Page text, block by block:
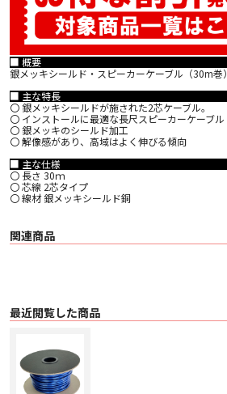
■ 概要
銀メッキシールド・スピーカーケーブル（30m巻）
■ 主な特長
〇 銀メッキシールドが施された2芯ケーブル。
〇 インストールに最適な長尺スピーカーケーブル
〇 銀メッキのシールド加工
〇 解像感があり、高域はよく伸びる傾向
■ 主な仕様
〇 長さ 30ｍ
〇 芯線 2芯タイプ
〇 線材 銀メッキシールド銅
関連商品
最近閲覧した商品